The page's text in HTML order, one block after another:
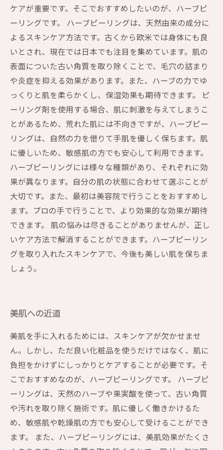
ケアが重要です。そこでおすすめしたいのが、ハーブピ
ーリングです。 ハーブピーリングは、天然由来の成分に
よるスキンケア方法です。古くから欧米では身体にも良
いとされ、現在では日本でも注目を集めています。肌の
表面についた古い角質を取り除くことで、毛穴の詰まり
や炎症を抑える効果があります。また、ハーブの力でゆ
っくりと肌を柔らかくし、保湿効果も期待できます。 ピ
ーリング剤を使用する場合、肌に刺激を与えてしまうこ
とがあるため、荒れた肌には不向きですが、ハーブピー
リングは、自然の力を借りて手肌を優しく保ちます。肌
に優しいため、敏感肌の方でも安心して利用できます。
ハーブピーリングには様々な種類があり、それぞれに効
果が異なります。自分の肌の状態に合わせて選ぶことが
大切です。また、最初は美容院で行うことをおすすめし
ます。プロの手で行うことで、より効果的な効果が期待
できます。 肌の悩みは尽きることがありませんが、正し
いケア方法で解消することができます。ハーブピーリン
グを取り入れたスキンケアで、今後も美しい肌を保ちま
しょう。
美肌への近道
美肌を手に入れるためには、スキンケアが欠かせませ
ん。しかし、ただ良い化粧品を使うだけではなく、肌に
負担をかけずにしっかりとケアすることが必要です。そ
こでおすすめなのが、ハーブピーリングです。 ハーブピ
ーリングは、天然のハーブや果実酸を使って、古い角質
や汚れを取り除く施術です。肌に優しく働きかけるた
め、敏感肌や乾燥肌の方でも安心して受けることができ
ます。 また、ハーブピーリングには、美肌効果がたくさ